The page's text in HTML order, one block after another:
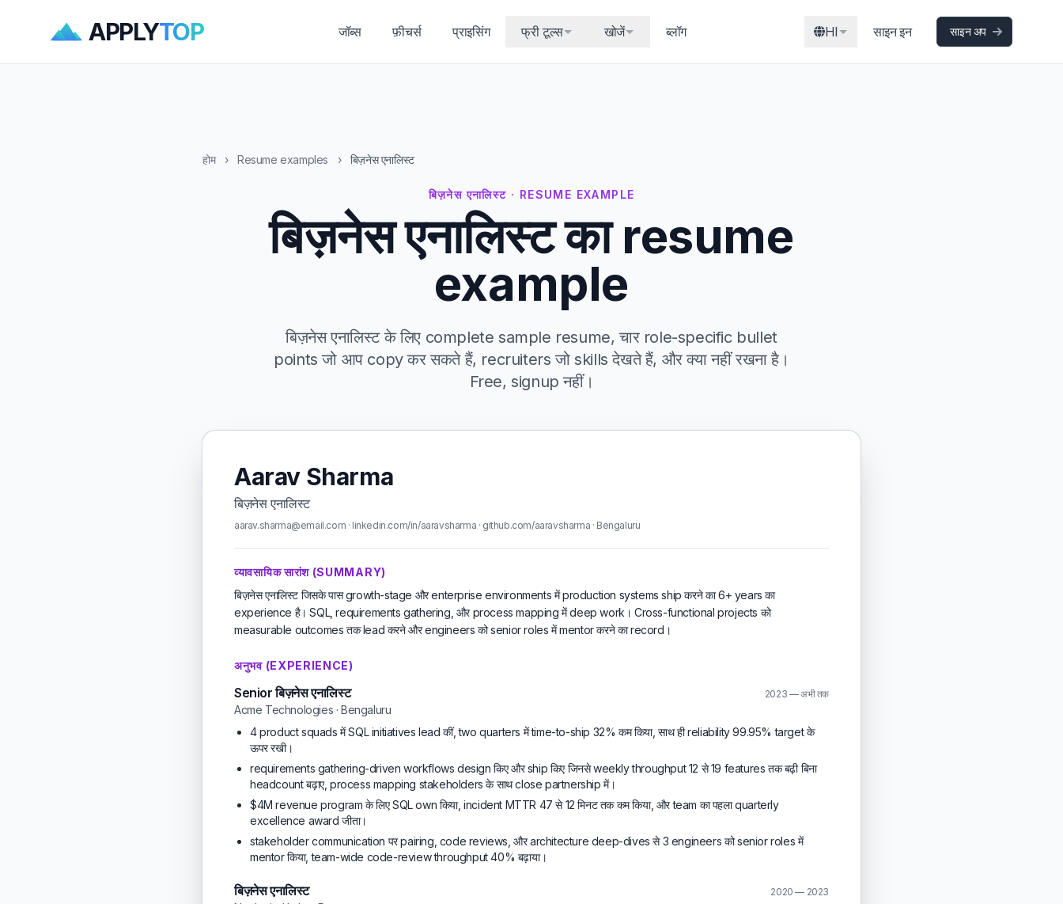
APPLYTOP जॉब्स फ़ीचर्स प्राइसिंग फ्री टूल्स खोजें ब्लॉग HI साइन इन साइन अप
होम › Resume examples › बिज़नेस एनालिस्ट
बिज़नेस एनालिस्ट · RESUME EXAMPLE
बिज़नेस एनालिस्ट का resume
example
बिज़नेस एनालिस्ट के लिए complete sample resume, चार role-specific bullet
points जो आप copy कर सकते हैं, recruiters जो skills देखते हैं, और क्या नहीं रखना है।
Free, signup नहीं।
Aarav Sharma
बिज़नेस एनालिस्ट
aarav.sharma@email.com · linkedin.com/in/aaravsharma · github.com/aaravsharma · Bengaluru
व्यावसायिक सारांश (SUMMARY)
बिज़नेस एनालिस्ट जिसके पास growth-stage और enterprise environments में production systems ship करने का 6+ years का
experience है। SQL, requirements gathering, और process mapping में deep work। Cross-functional projects को
measurable outcomes तक lead करने और engineers को senior roles में mentor करने का record।
अनुभव (EXPERIENCE)
Senior बिज़नेस एनालिस्ट 2023 — अभी तक
Acme Technologies · Bengaluru
4 product squads में SQL initiatives lead कीं, two quarters में time-to-ship 32% कम किया, साथ ही reliability 99.95% target के
ऊपर रखी।
requirements gathering-driven workflows design किए और ship किए जिनसे weekly throughput 12 से 19 features तक बढ़ी बिना
headcount बढ़ाए, process mapping stakeholders के साथ close partnership में।
$4M revenue program के लिए SQL own किया, incident MTTR 47 से 12 मिनट तक कम किया, और team का पहला quarterly
excellence award जीता।
stakeholder communication पर pairing, code reviews, और architecture deep-dives से 3 engineers को senior roles में
mentor किया, team-wide code-review throughput 40% बढ़ाया।
बिज़नेस एनालिस्ट 2020 — 2023